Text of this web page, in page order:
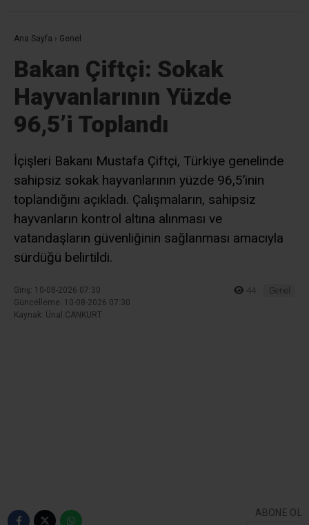
Ana Sayfa › Genel
Bakan Çiftçi: Sokak
Hayvanlarının Yüzde
96,5’i Toplandı
İçişleri Bakanı Mustafa Çiftçi, Türkiye genelinde
sahipsiz sokak hayvanlarının yüzde 96,5’inin
toplandığını açıkladı. Çalışmaların, sahipsiz
hayvanların kontrol altına alınması ve
vatandaşların güvenliğinin sağlanması amacıyla
sürdüğü belirtildi.
Giriş: 10-08-2026 07:30
Güncelleme: 10-08-2026 07:30
Kaynak: Ünal CANKURT
44 Genel
ABONE OL